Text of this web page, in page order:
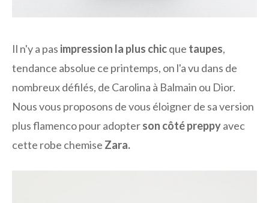
Il n'y a pas impression la plus chicque taupes,
tendance absolue ce printemps, on l'a vu dans de
nombreux défilés, de Carolina à Balmain ou Dior.
Nous vous proposons de vous éloigner de sa version
plus flamenco pour adopterson côté preppyavec
cette robe chemise Zara.